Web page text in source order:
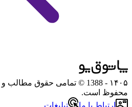
۱۴۰۵
- 1388 © تمامی حقوق
محفوظ است.